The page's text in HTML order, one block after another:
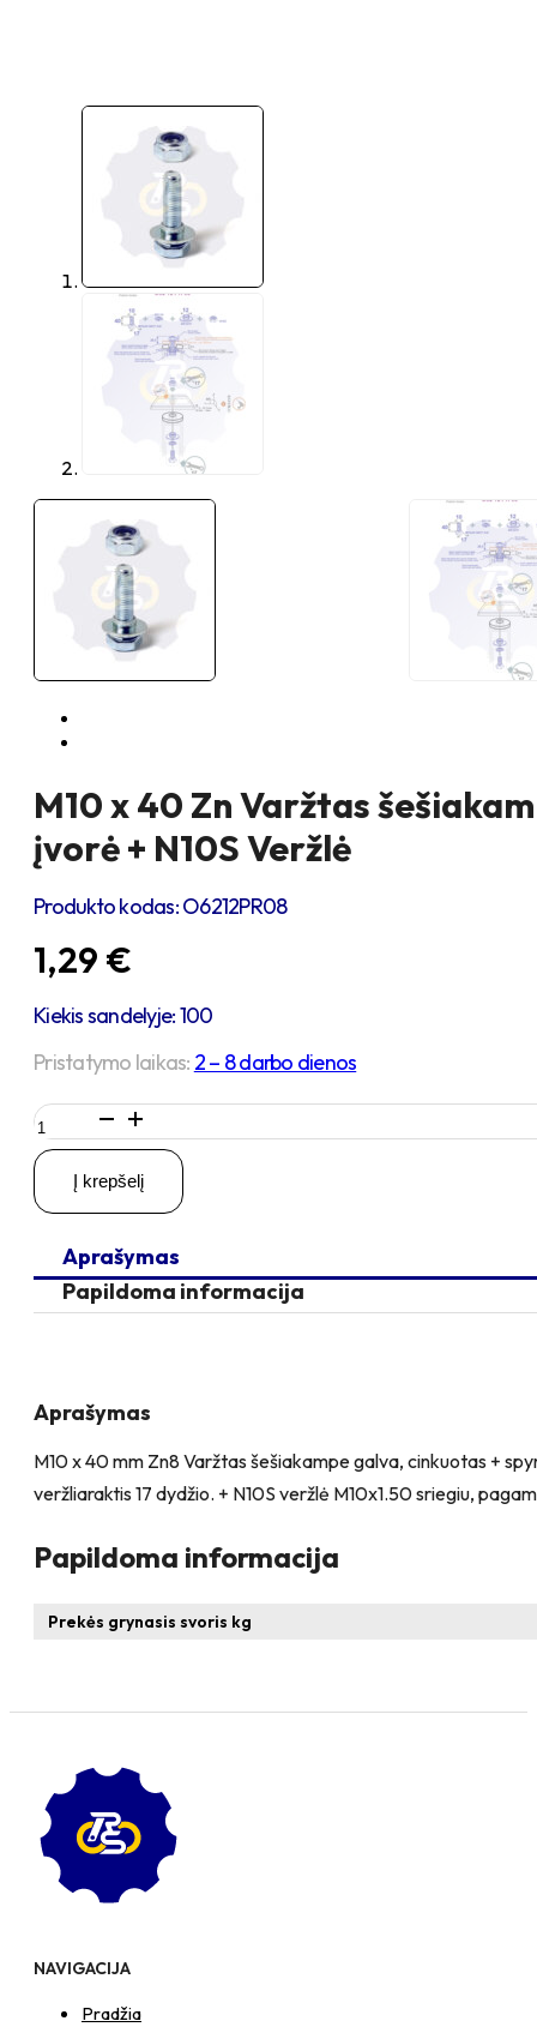
M10 x 40 Zn Varžtas
įvorė + N10S Veržlė
Produkto kodas:O6212PR08
1,29 €
Kiekis sandelyje: 100
Pristatymo laikas: 2 – 8 darbo dienos
produkto
kiekis:
M10
40
Varžtas
šešiakampe
galva
+
kiaurymės
sumažinimo
įvorė
+
Veržlė
Į krepšelį
Aprašymas
Papildoma informacija
Aprašymas
M10 x 40 mm Zn8 Varžtas šešiakampe galva, cinkuotas +
veržliaraktis 17 dydžio. + N10S veržlė M10x1.50 sriegiu,
Papildoma informacija
Prekės grynasis svoris kg
NAVIGACIJA
Pradžia